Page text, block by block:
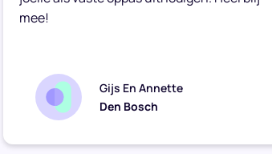
mee!
Gijs En Annette
Den Bosch